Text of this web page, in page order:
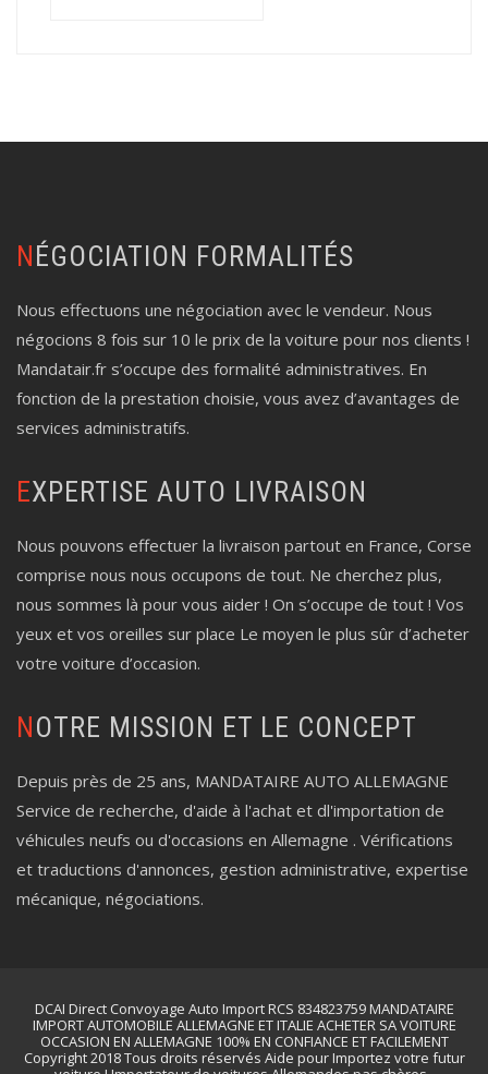
NÉGOCIATION FORMALITÉS
Nous effectuons une négociation avec le vendeur. Nous
négocions 8 fois sur 10 le prix de la voiture pour nos clients !
Mandatair.fr s’occupe des formalité administratives. En
fonction de la prestation choisie, vous avez d’avantages de
services administratifs.
EXPERTISE AUTO LIVRAISON
Nous pouvons effectuer la livraison partout en France, Corse
comprise nous nous occupons de tout. Ne cherchez plus,
nous sommes là pour vous aider ! On s’occupe de tout ! Vos
yeux et vos oreilles sur place Le moyen le plus sûr d’acheter
votre voiture d’occasion.
NOTRE MISSION ET LE CONCEPT
Depuis près de 25 ans, MANDATAIRE AUTO ALLEMAGNE
Service de recherche, d'aide à l'achat et dl'importation de
véhicules neufs ou d'occasions en Allemagne . Vérifications
et traductions d'annonces, gestion administrative, expertise
mécanique, négociations.
DCAI Direct Convoyage Auto Import RCS 834823759 MANDATAIRE
IMPORT AUTOMOBILE ALLEMAGNE ET ITALIE ACHETER SA VOITURE
OCCASION EN ALLEMAGNE 100% EN CONFIANCE ET FACILEMENT
Copyright 2018 Tous droits réservés Aide pour Importez votre futur